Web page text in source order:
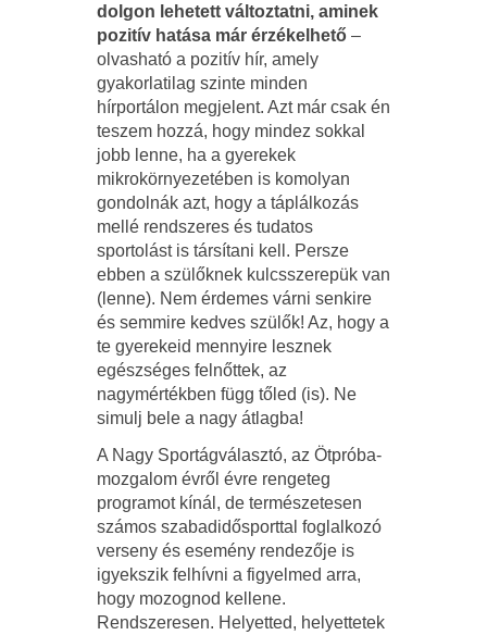
dolgon lehetett változtatni, aminek
pozitív hatása már érzékelhető –
olvasható a pozitív hír, amely
gyakorlatilag szinte minden
hírportálon megjelent. Azt már csak én
teszem hozzá, hogy mindez sokkal
jobb lenne, ha a gyerekek
mikrokörnyezetében is komolyan
gondolnák azt, hogy a táplálkozás
mellé rendszeres és tudatos
sportolást is társítani kell. Persze
ebben a szülőknek kulcsszerepük van
(lenne). Nem érdemes várni senkire
és semmire kedves szülők! Az, hogy a
te gyerekeid mennyire lesznek
egészséges felnőttek, az
nagymértékben függ tőled (is). Ne
simulj bele a nagy átlagba!
A Nagy Sportágválasztó, az Ötpróba-
mozgalom évről évre rengeteg
programot kínál, de természetesen
számos szabadidősporttal foglalkozó
verseny és esemény rendezője is
igyekszik felhívni a figyelmed arra,
hogy mozognod kellene.
Rendszeresen. Helyetted, helyettetek